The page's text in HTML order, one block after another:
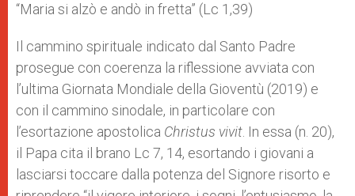
“Maria si alzò e andò in fretta” (Lc 1,39)
Il cammino spirituale indicato dal Santo Padre
prosegue con coerenza la riflessione avviata con
l’ultima Giornata Mondiale della Gioventù (2019) e
con il cammino sinodale, in particolare con
l’esortazione apostolica Christus vivit . In essa (n. 20),
il Papa cita il brano Lc 7, 14, esortando i giovani a
lasciarsi toccare dalla potenza del Signore risorto e